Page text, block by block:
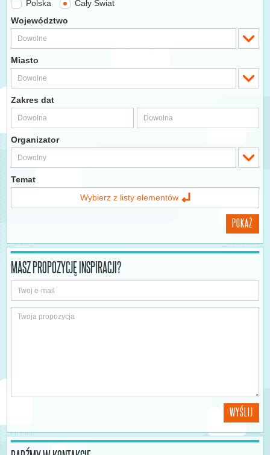
Polska
Cały Świat
Województwo
Miasto
Zakres dat
Organizator
Temat
Wybierz z listy elementów
POKAŻ
MASZ PROPOZYCJĘ INSPIRACJI?
WYŚLIJ